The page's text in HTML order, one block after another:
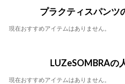
プラクティスパンツ
現在おすすめアイテムはありません。
LUZeSOMBRAの
現在おすすめアイテムはありません。